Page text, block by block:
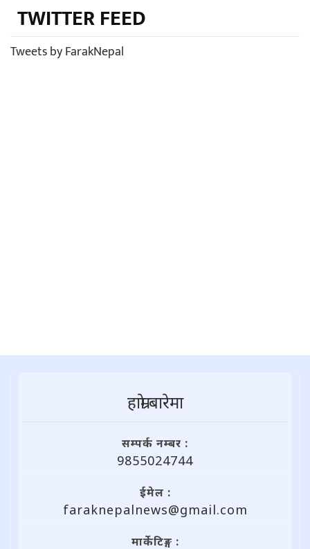
TWITTER FEED
Tweets by FarakNepal
हाम्राे बारेमा
सम्पर्क नम्बर :
9855024744
ईमेल :
faraknepalnews@gmail.com
मार्केटिङ्ग :